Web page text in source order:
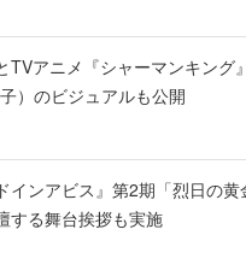
TVアニメ『シャーマンキン
子）のビジュアルも公開
インアビス』第2期「烈日の
する舞台挨拶も実施